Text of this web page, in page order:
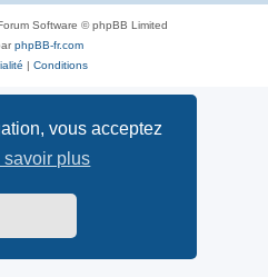
vous acceptez
savoir plus
Software © phpBB Limited
phpBB-fr.com
| Conditions